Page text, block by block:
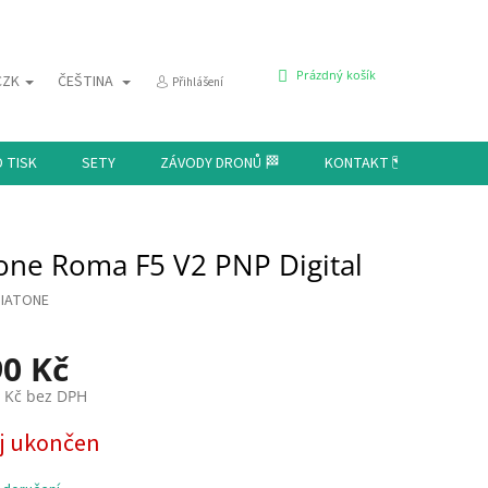
ČEŠTINA Přihlášení
NÁKUPNÍ
Prázdný košík
TISK SETY ZÁVODY DRONŮ 🏁 KONTAKT 🗺️
Roma F5 V2 PNP Digital
Kč
bez DPH
ukončen